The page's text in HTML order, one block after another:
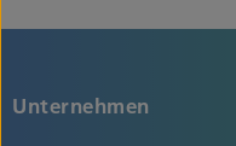
Unternehmen